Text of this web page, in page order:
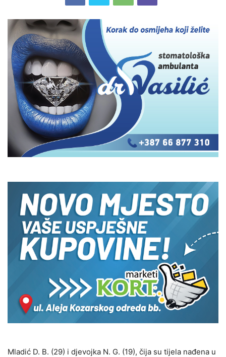
Mladić D. B. (29) i djevojka N. G. (19), čija su tijela nađena u